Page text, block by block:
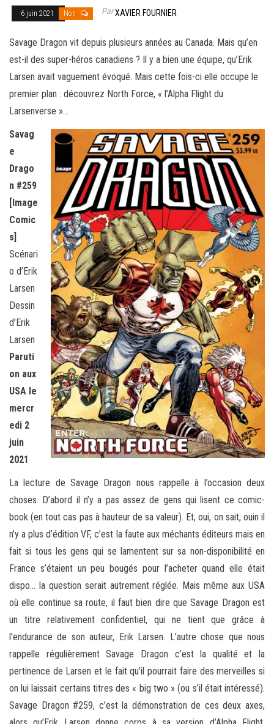
6 juin 2021 Non ParXAVIER FOURNIER
Savage Dragon vit depuis plusieurs années au Canada. Mais qu’en
est-il des super-héros canadiens ? Il y a bien une équipe, qu’Erik
Larsen avait vaguement évoqué. Mais cette fois-ci elle occupe le
premier plan : découvrez North Force, « l’Alpha Flight du
Larsenverse »…
Savag
e
Drago
n #259
[Image
Comic
s]
Scénari
o d’Erik
Larsen
Dessin
d’Erik
Larsen
Paruti
on aux
USA le
mercr
edi 2
juin
2021
La lecture de Savage Dragon nous rappelle à l’occasion deux
choses. D’abord il n’y a pas assez de gens qui lisent ce comic-
book (en tout cas pas à hauteur de sa valeur). Et, oui, on sait, ouin il
n’y a plus d’édition VF, c’est la faute aux méchants éditeurs mais en
fait si tous les gens qui se lamentent sur sa non-disponibilité en
France s’étaient un peu bougés pour l’acheter quand elle était
dispo… la question serait autrement réglée. Mais même aux USA
où elle continue sa route, il faut bien dire que Savage Dragon est
un titre relativement confidentiel, qui ne tient que grâce à
l’endurance de son auteur, Erik Larsen. L’autre chose que nous
rappelle régulièrement Savage Dragon c’est la qualité et la
pertinence de Larsen et le fait qu’il pourrait faire des merveilles si
on lui laissait certains titres des « big two » (ou s’il était intéressé).
Savage Dragon #259, c’est la démonstration de ces deux axes,